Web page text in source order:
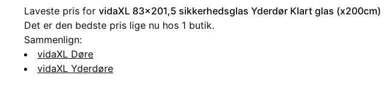
Laveste pris for vidaXL 83x201,5 sikkerhedsglas Yderdør Klart glas (x200cm)
Det er den bedste pris lige nu hos 1 butik.
Sammenlign:
vidaXL Døre
vidaXL Yderdøre